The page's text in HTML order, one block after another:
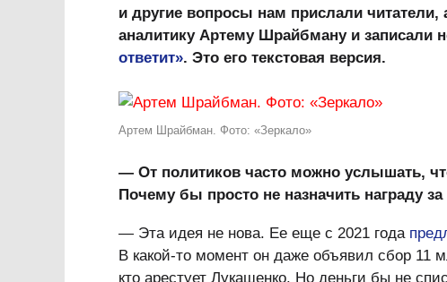
и другие вопросы нам прислали
аналитику Артему Шрайбману и записали
ответит». Это его текстовая версия.
Артем Шрайбман. Фото: «Зеркало»
— От политиков часто можно услышать,
Почему бы просто не назначить награду
— Эта идея не нова. Ее еще с 2021 года
В какой-то момент он даже объявил сбор 11
кто арестует Лукашенко. Но деньги бы не